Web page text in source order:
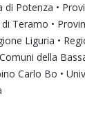
di Potenza •
Teramo •
Liguria •
della
Carlo Bo •